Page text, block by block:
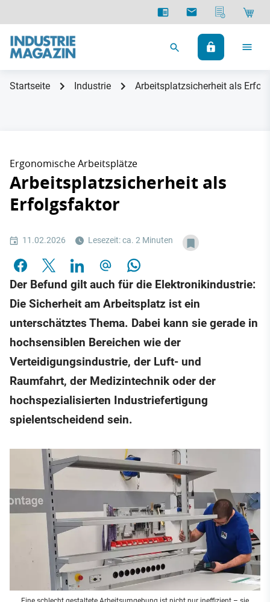
Startseite Industrie Arbeitsplatzsicherheit als
Ergonomische Arbeitsplätze
Arbeitsplatzsicherheit als
Erfolgsfaktor
11.02.2026 Lesezeit: ca. 2 Minuten
Der Befund gilt auch für die Elektronikindustrie:
Die Sicherheit am Arbeitsplatz ist ein
unterschätztes Thema. Dabei kann sie gerade in
hochsensiblen Bereichen wie der
Verteidigungsindustrie, der Luft- und
Raumfahrt, der Medizintechnik oder der
hochspezialisierten Industriefertigung
spielentscheidend sein.